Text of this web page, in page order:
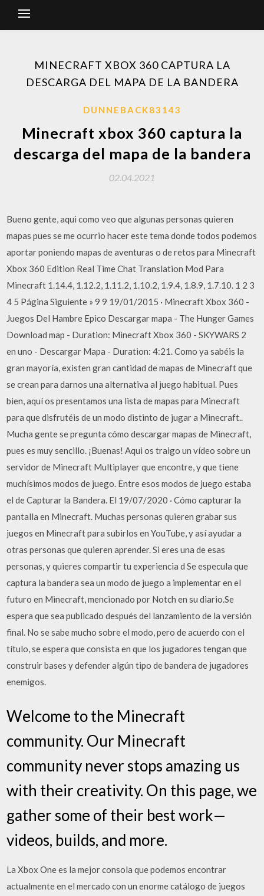
MINECRAFT XBOX 360 CAPTURA LA
DESCARGA DEL MAPA DE LA BANDERA
DUNNEBACK83143
Minecraft xbox 360 captura la
descarga del mapa de la bandera
02.04.2021
Bueno gente, aqui como veo que algunas personas quieren
mapas pues se me ocurrio hacer este tema donde todos podemos
aportar poniendo mapas de aventuras o de retos para Minecraft
Xbox 360 Edition Real Time Chat Translation Mod Para
Minecraft 1.14.4, 1.12.2, 1.11.2, 1.10.2, 1.9.4, 1.8.9, 1.7.10. 1 2 3
4 5 Página Siguiente » 9 9 19/01/2015 · Minecraft Xbox 360 -
Juegos Del Hambre Epico Descargar mapa - The Hunger Games
Download map - Duration: Minecraft Xbox 360 - SKYWARS 2
en uno - Descargar Mapa - Duration: 4:21. Como ya sabéis la
gran mayoría, existen gran cantidad de mapas de Minecraft que
se crean para darnos una alternativa al juego habitual. Pues
bien, aquí os presentamos una lista de mapas para Minecraft
para que disfrutéis de un modo distinto de jugar a Minecraft..
Mucha gente se pregunta cómo descargar mapas de Minecraft,
pues es muy sencillo. ¡Buenas! Aqui os traigo un vídeo sobre un
servidor de Minecraft Multiplayer que encontre, y que tiene
muchísimos modos de juego. Entre esos modos de juego estaba
el de Capturar la Bandera. El 19/07/2020 · Cómo capturar la
pantalla en Minecraft. Muchas personas quieren grabar sus
juegos en Minecraft para subirlos en YouTube, y así ayudar a
otras personas que quieren aprender. Si eres una de esas
personas, y quieres compartir tu experiencia d Se especula que
captura la bandera sea un modo de juego a implementar en el
futuro en Minecraft, mencionado por Notch en su diario.Se
espera que sea publicado después del lanzamiento de la versión
final. No se sabe mucho sobre el modo, pero de acuerdo con el
título, se espera que consista en que los jugadores tengan que
construir bases y defender algún tipo de bandera de jugadores
enemigos.
Welcome to the Minecraft
community. Our Minecraft
community never stops amazing us
with their creativity. On this page, we
gather some of their best work—
videos, builds, and more.
La Xbox One es la mejor consola que podemos encontrar
actualmente en el mercado con un enorme catálogo de juegos